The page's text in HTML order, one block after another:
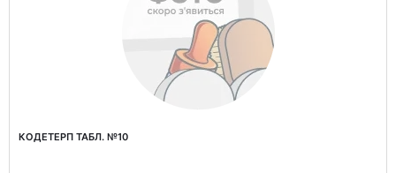
КОДЕТЕРП ТАБЛ. №10